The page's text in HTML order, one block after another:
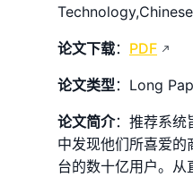
论文下载： PDF
论文类型：Long
论文简介：推荐系统
中发现他们所喜爱
台的数十亿用户。从